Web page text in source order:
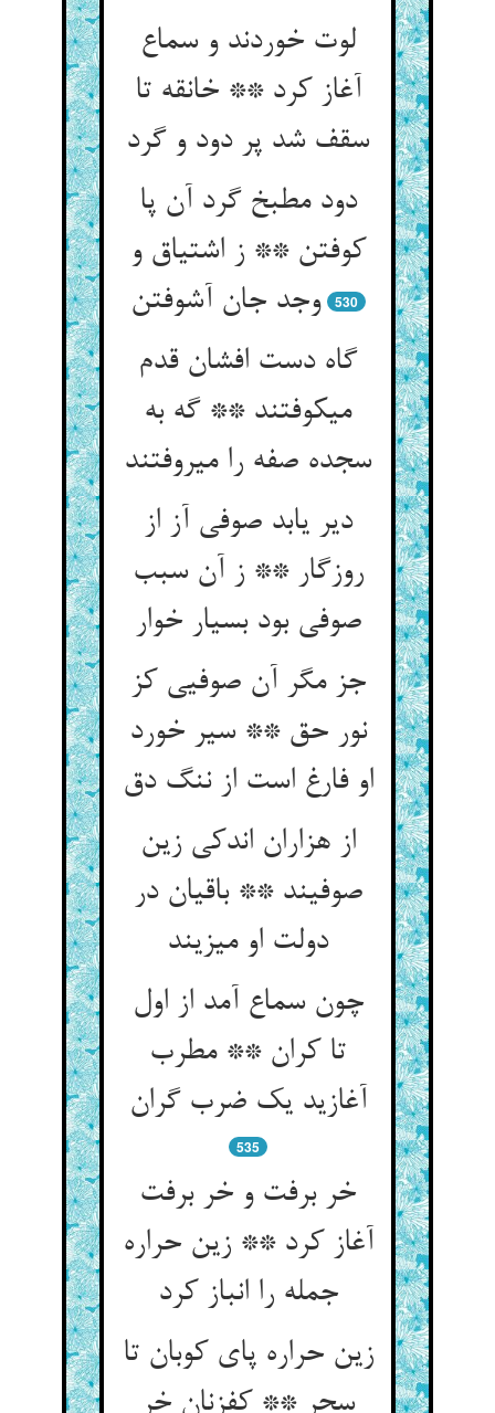
لوت خوردند و سماع
آغاز کرد ** خانقه تا
سقف شد پر دود و گرد
دود مطبخ گرد آن پا
کوفتن ** ز اشتیاق و
وجد جان آشوفتن‏
530
گاه دست افشان قدم
می‏کوفتند ** گه به
سجده صفه را می‏روفتند
دیر یابد صوفی آز از
روزگار ** ز آن سبب
صوفی بود بسیار خوار
جز مگر آن صوفیی کز
نور حق ** سیر خورد
او فارغ است از ننگ دق‏
از هزاران اندکی زین
صوفیند ** باقیان در
دولت او می‏زیند
چون سماع آمد از اول
تا کران ** مطرب
آغازید یک ضرب گران‏
535
خر برفت و خر برفت
آغاز کرد ** زین حراره
جمله را انباز کرد
زین حراره پای کوبان تا
سحر ** کف‏زنان خر